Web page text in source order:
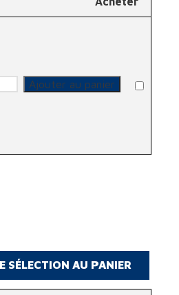
quantité de Lunette de soudure
Ajouter au panier